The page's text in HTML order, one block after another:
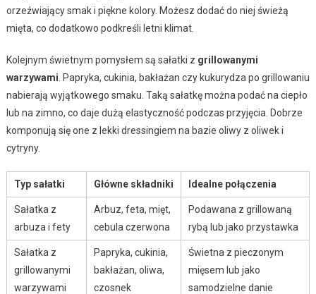
orzeźwiający smak i piękne kolory. Możesz dodać do niej świeżą
mięta, co dodatkowo podkreśli letni klimat.
Kolejnym świetnym pomysłem są sałatki z grillowanymi
warzywami . Papryka, cukinia, bakłażan czy kukurydza po grillowaniu
nabierają wyjątkowego smaku. Taką sałatkę można podać na ciepło
lub na zimno, co daje dużą elastyczność podczas przyjęcia. Dobrze
komponują się one z lekki dressingiem na bazie oliwy z oliwek i
cytryny.
Typ sałatki Główne składniki Idealne połączenia
Sałatka z
arbuza i fety
Arbuz, feta, mięt,
cebula czerwona
Podawana z grillowaną
rybą lub jako przystawka
Sałatka z
grillowanymi
warzywami
Papryka, cukinia,
bakłażan, oliwa,
czosnek
Świetna z pieczonym
mięsem lub jako
samodzielne danie